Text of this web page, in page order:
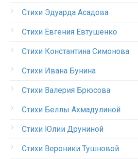
Стихи Эдуарда Асадова
Стихи Евгения Евтушенко
Стихи Константина Симонова
Стихи Ивана Бунина
Стихи Валерия Брюсова
Стихи Беллы Ахмадулиной
Стихи Юлии Друниной
Стихи Вероники Тушновой